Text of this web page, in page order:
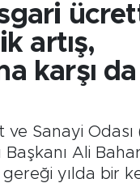
artış,
karşı
Sanayi Odası
Ali
yılda bir